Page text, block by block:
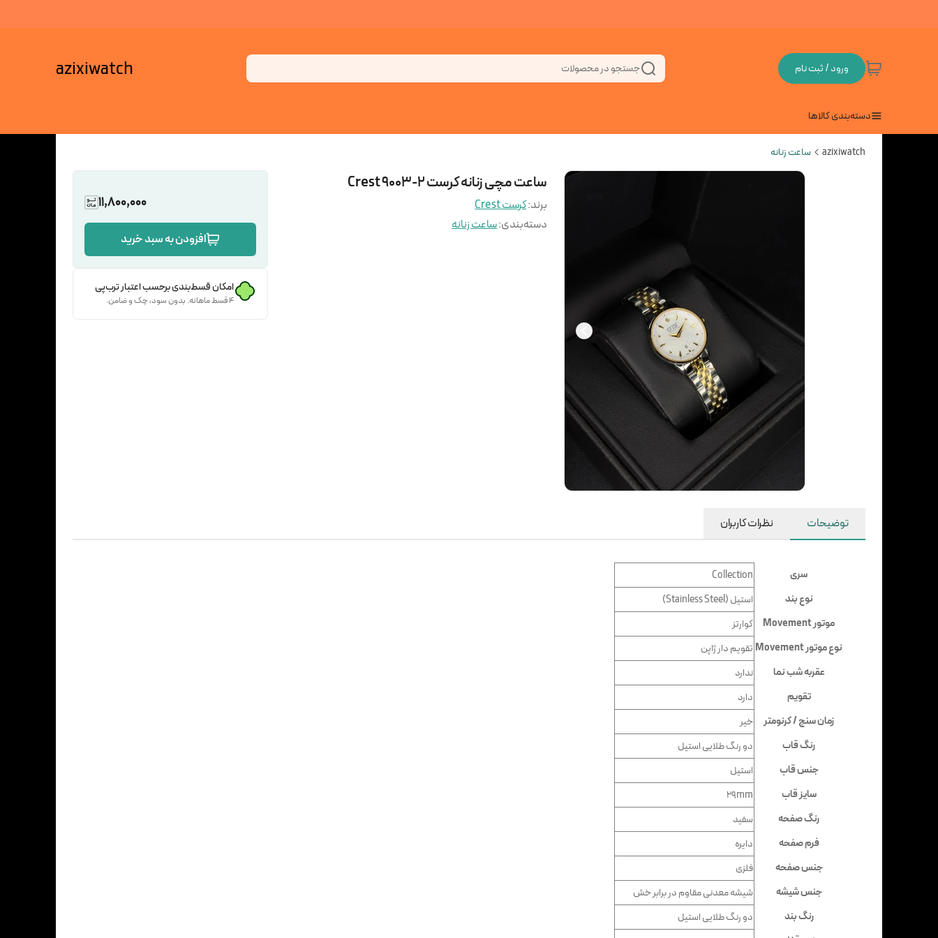
ورود / ثبت نام جستجو در محصولات azixiwatch
دسته‌بندی کالاها
azixiwatch ساعت زنانه
ساعت مچی زنانه کرست Crest 9003-2
برند:کرست Crest
دسته‌بندی:ساعت زنانه
11,800,000
افزودن به سبد خرید
امکان قسط‌بندی برحسب اعتبار ترب‌پی
۴ قسط ماهانه. بدون سود، چک و ضامن.
توضیحات نظرات کاربران
سری
Collection
نوع بند
استیل (Stainless Steel)
موتور Movement
کوارتز
نوع موتور Movement
تقویم دار ژاپن
عقربه شب نما
ندارد
تقویم
دارد
زمان سنج / کرنومتر
خیر
رنگ قاب
دو رنگ طلایی استیل
جنس قاب
استیل
سایز قاب
29mm
رنگ صفحه
سفید
فرم صفحه
دایره
جنس صفحه
فلزی
جنس شیشه
شيشه معدنى مقاوم در برابر خش
رنگ بند
دو رنگ طلایی استیل